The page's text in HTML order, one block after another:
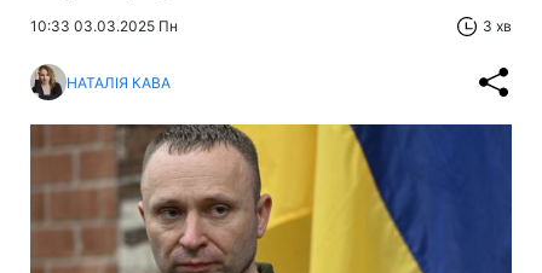
10:33 03.03.2025 Пн 3 хв
НАТАЛІЯ КАВА